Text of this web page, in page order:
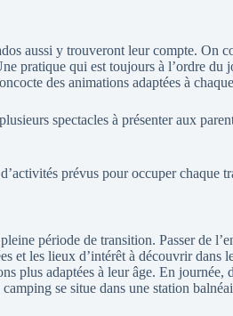
aussi y trouveront leur compte.
pratique qui est toujours à l’ordre
des animations adaptées à
spectacles à présenter aux
prévus pour occuper chaque
période de transition. Passer de
et les lieux d’intérêt à découvrir
plus adaptées à leur âge. En
se situe dans une station